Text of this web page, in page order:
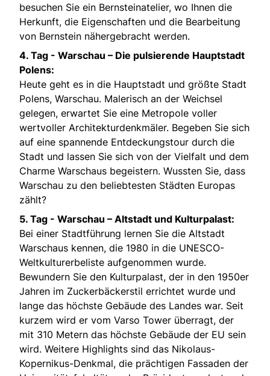
besuchen Sie ein Bernsteinatelier, wo Ihnen die
Herkunft, die Eigenschaften und die Bearbeitung
von Bernstein nähergebracht werden.
4. Tag - Warschau – Die pulsierende Hauptstadt
Polens:
Heute geht es in die Hauptstadt und größte Stadt
Polens, Warschau. Malerisch an der Weichsel
gelegen, erwartet Sie eine Metropole voller
wertvoller Architekturdenkmäler. Begeben Sie sich
auf eine spannende Entdeckungstour durch die
Stadt und lassen Sie sich von der Vielfalt und dem
Charme Warschaus begeistern. Wussten Sie, dass
Warschau zu den beliebtesten Städten Europas
zählt?
5. Tag - Warschau – Altstadt und Kulturpalast:
Bei einer Stadtführung lernen Sie die Altstadt
Warschaus kennen, die 1980 in die UNESCO-
Weltkulturerbeliste aufgenommen wurde.
Bewundern Sie den Kulturpalast, der in den 1950er
Jahren im Zuckerbäckerstil errichtet wurde und
lange das höchste Gebäude des Landes war. Seit
kurzem wird er vom Varso Tower überragt, der
mit 310 Metern das höchste Gebäude der EU sein
wird. Weitere Highlights sind das Nikolaus-
Kopernikus-Denkmal, die prächtigen Fassaden der